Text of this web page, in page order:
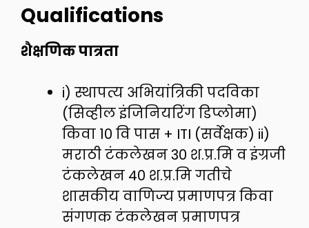
Qualifications
शैक्षणिक पात्रता
i) स्थापत्य अभियांत्रिकी पदविका
(सिव्हील इंजिनियरिंग डिप्लोमा)
किवा 10 वि पास + ITI (सर्वेक्षक) ii)
मराठी टंकलेखन 30 श.प्र.मि व इंग्रजी
टंकलेखन 40 श.प्र.मि गतीचे
शासकीय वाणिज्य प्रमाणपत्र किवा
संगणक टंकलेखन प्रमाणपत्र